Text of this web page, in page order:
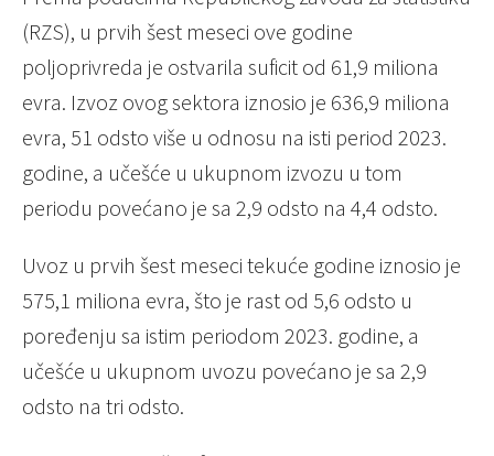
(RZS), u prvih šest meseci ove godine
poljoprivreda je ostvarila suficit od 61,9 miliona
evra. Izvoz ovog sektora iznosio je 636,9 miliona
evra, 51 odsto više u odnosu na isti period 2023.
godine, a učešće u ukupnom izvozu u tom
periodu povećano je sa 2,9 odsto na 4,4 odsto.
Uvoz u prvih šest meseci tekuće godine iznosio je
575,1 miliona evra, što je rast od 5,6 odsto u
poređenju sa istim periodom 2023. godine, a
učešće u ukupnom uvozu povećano je sa 2,9
odsto na tri odsto.